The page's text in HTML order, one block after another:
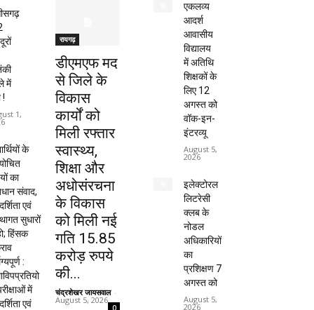
में
!
1,
के
का
संवाद,
एवं
सुधारों
हिंसक
:
में
एवं
रायगढ़
डीएमएफ मद
से जिले के
विकास
कार्यों को
मिली रफ्तार
स्वास्थ्य,
शिक्षा और
अधोसंरचना
के विकास
को मिली नई
गति 15.85
करोड़ रुपये
की...
चंद्रशेखर जायसवाल -
August 5, 2026
0
एकलव्य
आदर्श
आवासीय
विद्यालय
में अतिथि
शिक्षकों के
लिए 12
अगस्त को
वॉक-इन-
इंटरव्यू
August 5,
2026
इलेक्टोरल
लिटरेसी
क्लब के
नोडल
अधिकारियों
का
प्रशिक्षण 7
अगस्त को
August 5,
2026